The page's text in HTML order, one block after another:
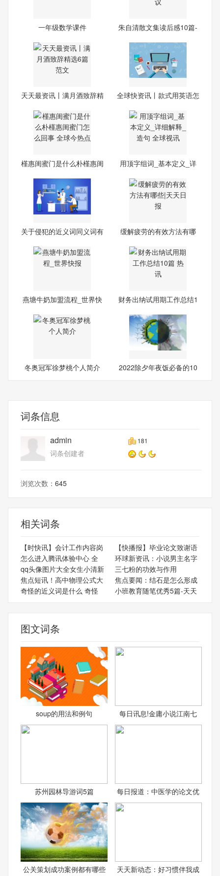
一年级数学课件
朱自清散文集读后感10篇-
天天最资讯丨满月酒致辞精
全球快资讯丨款式用英语怎
槿惠闺蜜门是什么朴槿惠闺
用顶字组词_基本定义_详
关于侵犯的近义词同义词有
缓解疲劳的有效方法有哪
燕塘牛奶加盟流程_世界快
财务出纳试用期工作总结1
冬奥冠军徐梦桃个人简介
2022除夕年夜饭必备的10
词条信息
admin 181
词条创建者
浏览次数： 645
相关词条
【时快讯】会计工作内容岗
【快播报】毕业论文致谢语
怎么进入腾讯体验中心 全
环球新资讯：小说男主名字
qq头像图片大全女生小清新
三七粉的功效与作用
焦点短讯！高中物理公式大
焦点要闻：结石是怎么形成
奇怪的近义词是什么 奇怪
小班教育随笔优秀5篇-天天
图文词条
soup的用法和例句 每日讯息!金庸小说江南七
苏州园林导游词5篇 每日报道：中医学的论文优
公关策划成功案例都有哪些 天天新动态：好习惯伴我成